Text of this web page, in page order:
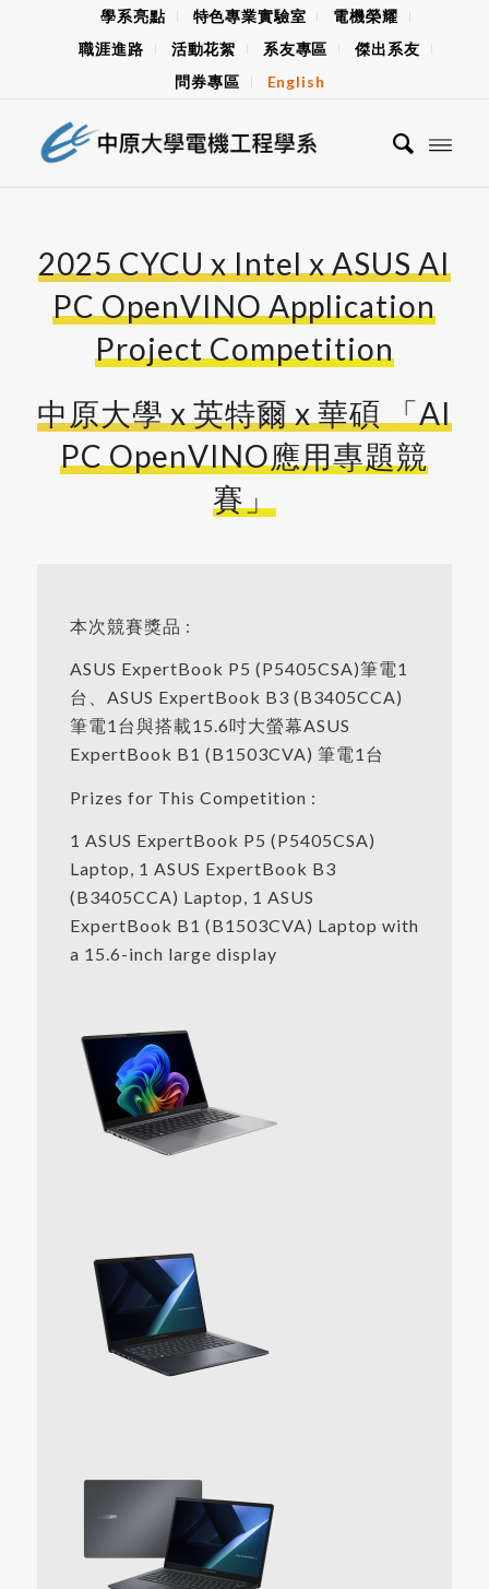
學系亮點 特色專業實驗室
電機榮耀
職涯進路
活動花絮 系友專區
傑出系友
問券專區
English
2025 CYCU x Intel x ASUS AI
PC OpenVINO Application
Project Competition
中原大學 x 英特爾 x 華碩 「AI
PC OpenVINO應用專題競
賽」
本次競賽獎品 :
ASUS ExpertBook P5 (P5405CSA)筆電1
台、ASUS ExpertBook B3 (B3405CCA)
筆電1台與搭載15.6吋大螢幕ASUS
ExpertBook B1 (B1503CVA) 筆電1台
Prizes for This Competition :
1 ASUS ExpertBook P5 (P5405CSA)
Laptop, 1 ASUS ExpertBook B3
(B3405CCA) Laptop, 1 ASUS
ExpertBook B1 (B1503CVA) Laptop with
a 15.6-inch large display